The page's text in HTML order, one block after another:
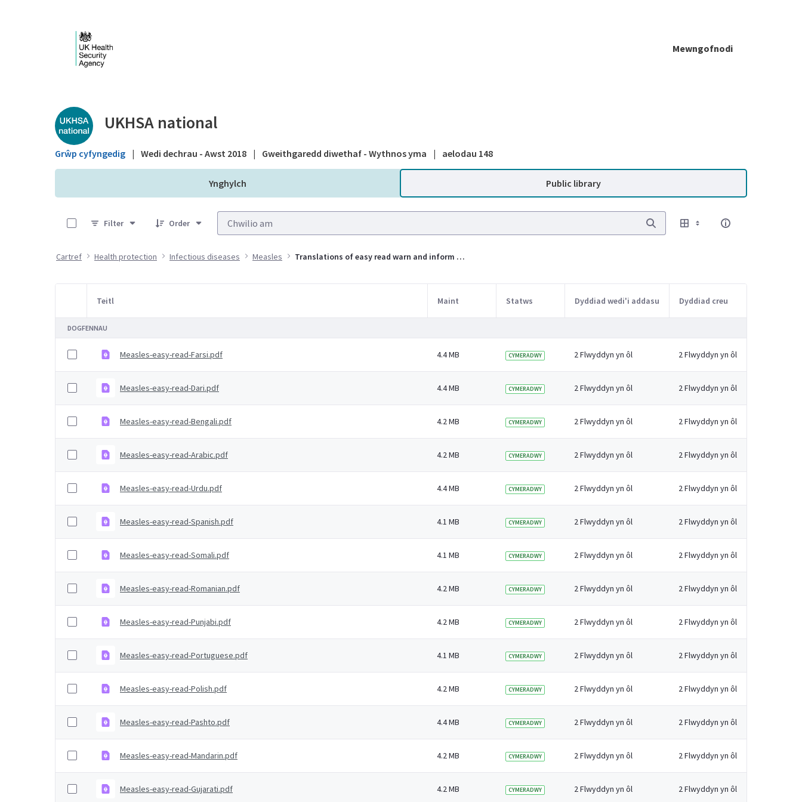
Mewngofnodi
Public library - UKHSA national
UKHSA national
Grŵp cyfyngedig | Wedi dechrau - Awst 2018 | Gweithgaredd diwethaf - Wythnos yma | aelodau 148
Ynghylch Public library
Filter
Order
Cartref Health protection Infectious diseases Measles Translations of easy read warn and inform letters
Item Selection
Teitl Maint Statws Dyddiad wedi'i addasu Dyddiad creu
DOGFENNAU
Measles-easy-read-Farsi.pdf 4.4 MB CYMERADWY 2 Flwyddyn yn ôl 2 Flwyddyn yn ôl
Measles-easy-read-Dari.pdf 4.4 MB CYMERADWY 2 Flwyddyn yn ôl 2 Flwyddyn yn ôl
Measles-easy-read-Bengali.pdf 4.2 MB CYMERADWY 2 Flwyddyn yn ôl 2 Flwyddyn yn ôl
Measles-easy-read-Arabic.pdf 4.2 MB CYMERADWY 2 Flwyddyn yn ôl 2 Flwyddyn yn ôl
Measles-easy-read-Urdu.pdf 4.4 MB CYMERADWY 2 Flwyddyn yn ôl 2 Flwyddyn yn ôl
Measles-easy-read-Spanish.pdf 4.1 MB CYMERADWY 2 Flwyddyn yn ôl 2 Flwyddyn yn ôl
Measles-easy-read-Somali.pdf 4.1 MB CYMERADWY 2 Flwyddyn yn ôl 2 Flwyddyn yn ôl
Measles-easy-read-Romanian.pdf 4.2 MB CYMERADWY 2 Flwyddyn yn ôl 2 Flwyddyn yn ôl
Measles-easy-read-Punjabi.pdf 4.2 MB CYMERADWY 2 Flwyddyn yn ôl 2 Flwyddyn yn ôl
Measles-easy-read-Portuguese.pdf 4.1 MB CYMERADWY 2 Flwyddyn yn ôl 2 Flwyddyn yn ôl
Measles-easy-read-Polish.pdf 4.2 MB CYMERADWY 2 Flwyddyn yn ôl 2 Flwyddyn yn ôl
Measles-easy-read-Pashto.pdf 4.4 MB CYMERADWY 2 Flwyddyn yn ôl 2 Flwyddyn yn ôl
Measles-easy-read-Mandarin.pdf 4.2 MB CYMERADWY 2 Flwyddyn yn ôl 2 Flwyddyn yn ôl
Measles-easy-read-Gujarati.pdf 4.2 MB CYMERADWY 2 Flwyddyn yn ôl 2 Flwyddyn yn ôl